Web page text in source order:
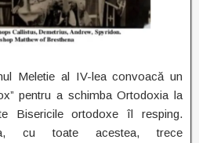
Meletie al IV-lea convoacă un
pentru a schimba Ortodoxia la
Bisericile ortodoxe îl resping.
cu toate acestea, trece